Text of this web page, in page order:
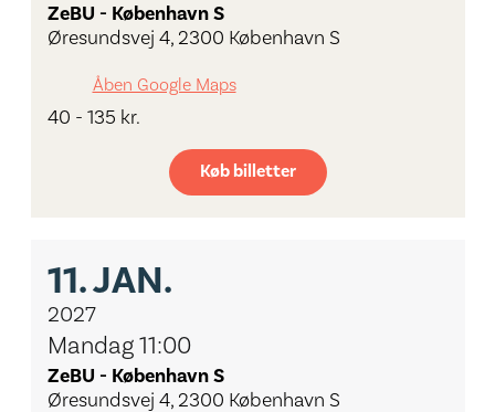
ZeBU - København S
Øresundsvej 4, 2300 København S
Åben Google Maps
40 - 135 kr.
Køb billetter
11.JAN.
2027
Mandag 11:00
ZeBU - København S
Øresundsvej 4, 2300 København S